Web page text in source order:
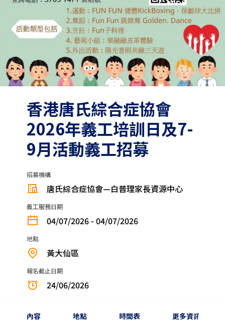
香港唐氏綜合症協會
2026年義工培訓日及7-
9月活動義工招募
招募機構
唐氏綜合症協會—白普理家長資源中心
義工服務日期
04/07/2026 - 04/07/2026
地點
黃大仙區
報名截止日期
24/06/2026
內容 地點 時間表 更多資訊